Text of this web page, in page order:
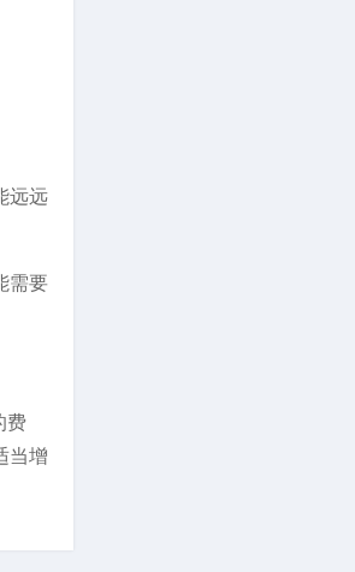
远远
需要
费
当增